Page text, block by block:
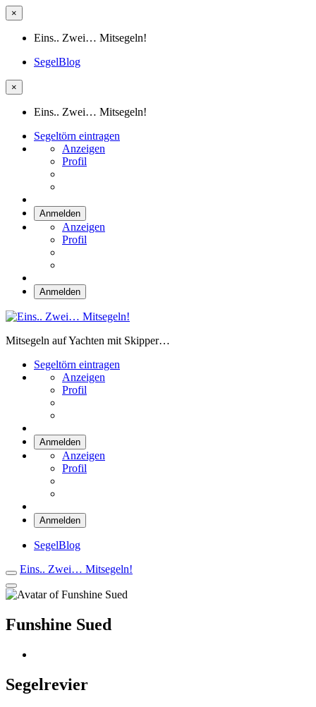
×
Eins.. Zwei… Mitsegeln!
SegelBlog
×
Eins.. Zwei… Mitsegeln!
Segeltörn eintragen
Anzeigen
Profil
Anmelden
Anzeigen
Profil
Anmelden
Mitsegeln auf Yachten mit Skipper…
Segeltörn eintragen
Anzeigen
Profil
Anmelden
Anzeigen
Profil
Anmelden
SegelBlog
Eins.. Zwei… Mitsegeln!
Funshine Sued
Segelrevier